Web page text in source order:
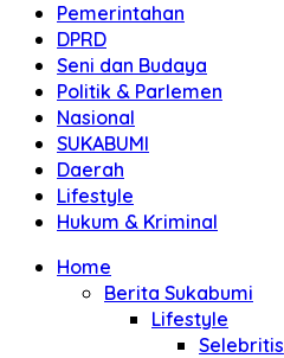
Pemerintahan
DPRD
Seni dan Budaya
Politik & Parlemen
Nasional
SUKABUMI
Daerah
Lifestyle
Hukum & Kriminal
Home
Berita Sukabumi
Lifestyle
Selebritis